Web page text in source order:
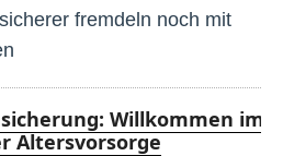
fremdeln noch mit
Willkommen im
Altersvorsorge